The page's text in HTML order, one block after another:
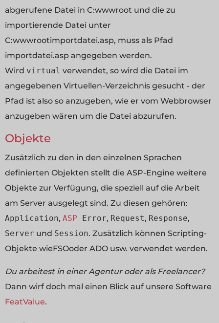
abgerufene Datei in C:wwwroot und die zu
importierende Datei unter
C:wwwrootimportdatei.asp, muss als Pfad
importdatei.asp angegeben werden.
Wird virtual verwendet, so wird die Datei im
angegebenen Virtuellen-Verzeichnis gesucht - der
Pfad ist also so anzugeben, wie er vom Webbrowser
anzugeben wären um die Datei abzurufen.
Objekte
Zusätzlich zu den in den einzelnen Sprachen
definierten Objekten stellt die ASP-Engine weitere
Objekte zur Verfügung, die speziell auf die Arbeit
am Server ausgelegt sind. Zu diesen gehören:
Application, ASP Error, Request, Response,
Server und Session. Zusätzlich können Scripting-
Objekte wieFSOoder ADO usw. verwendet werden.
Du arbeitest in einer Agentur oder als Freelancer?
Dann wirf doch mal einen Blick auf unsere Software
FeatValue.